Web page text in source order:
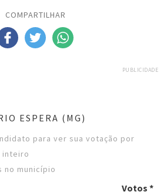
COMPARTILHAR
PUBLICIDADE
ESPERA (MG)
para ver sua votação por
inteiro
no município
Votos *